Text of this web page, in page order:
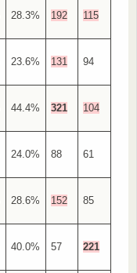
28.3% 192 115
23.6% 131 94
44.4% 321 104
24.0% 88 61
28.6% 152 85
40.0% 57 221